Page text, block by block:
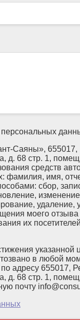
персональных
Саяны», 655017,
д. 68 стр. 1,
средств
фамилия, имя,
сбор,
удаление,
моего
их
указанной
в любой
адресу 655017,
д. 68 стр. 1,
почту